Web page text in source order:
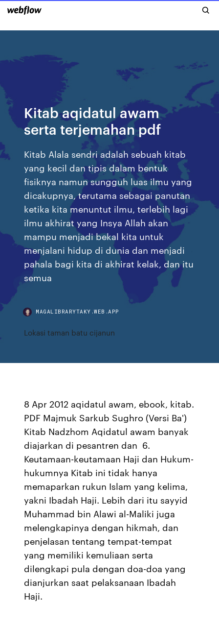
Kitab aqidatul awam
serta terjemahan pdf
Kitab Alala sendri adalah sebuah kitab
yang kecil dan tipis dalam bentuk
fisiknya namun sungguh luas ilmu yang
dicakupnya, terutama sebagai panutan
ketika kita menuntut ilmu, terlebih lagi
ilmu akhirat yang Insya Allah akan
mampu menjadi bekal kita untuk
menjalani hidup di dunia dan menjadi
pahala bagi kita di akhirat kelak, dan itu
semua
MAGALIBRARYTAKY.WEB.APP
Lokasi taman batu cijanun
8 Apr 2012 aqidatul awam, ebook, kitab.
PDF Majmuk Sarkub Sughro (Versi Ba')
Kitab Nadzhom Aqidatul awam banyak
diajarkan di pesantren dan 6.
Keutamaan-keutamaan Haji dan Hukum-
hukumnya Kitab ini tidak hanya
memaparkan rukun Islam yang kelima,
yakni Ibadah Haji. Lebih dari itu sayyid
Muhammad bin Alawi al-Maliki juga
melengkapinya dengan hikmah, dan
penjelasan tentang tempat-tempat
yang memiliki kemuliaan serta
dilengkapi pula dengan doa-doa yang
dianjurkan saat pelaksanaan Ibadah
Haji.